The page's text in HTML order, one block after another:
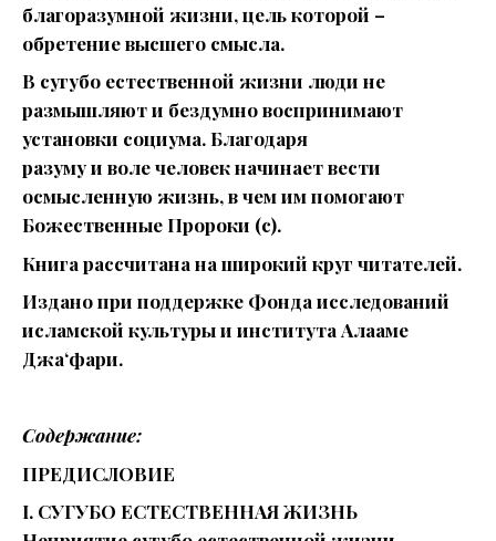
благоразумной жизни, цель которой –
обретение высшего смысла.
В сугубо естественной жизни люди не
размышляют и бездумно воспринимают
установки социума. Благодаря
разуму и воле человек начинает вести
осмысленную жизнь, в чем им помогают
Божественные Пророки (с).
Книга рассчитана на широкий круг читателей.
Издано при поддержке Фонда исследований
исламской культуры и института Алааме
Джа‘фари.
Содержание:
ПРЕДИСЛОВИЕ
I. СУГУБО ЕСТЕСТВЕННАЯ ЖИЗНЬ